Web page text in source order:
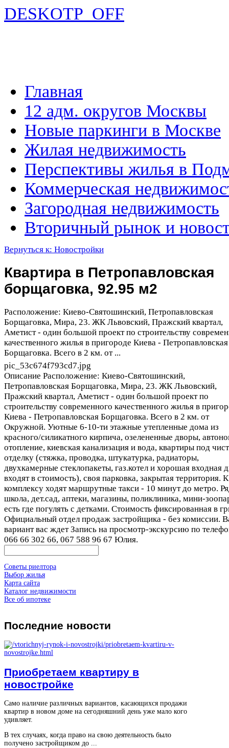
DESKOTP_OFF
Главная
12 адм. округов Москвы
Новые паркинги в Москве
Жилая недвижимость
Перспективы жилья в
Коммерческая
Загородная недвижимость
Вторичный рынок и
Вернуться к: Новостройки
Квартира в Петропавловская
борщаговка, 92.95 м2
Расположение: Киево-Святошинский, Петропавловская
Борщаговка, Мира, 23. ЖК Львовский, Пражский квартал,
Аметист - один большой проект по строительству
качественного жилья в пригороде Киева - Петропавловская
Борщаговка. Всего в 2 км. от ...
pic_53c674f793cd7.jpg
Описание Расположение: Киево-Святошинский,
Петропавловская Борщаговка, Мира, 23. ЖК Львовский,
Пражский квартал, Аметист - один большой проект по
строительству современного качественного жилья в
Киева - Петропавловская Борщаговка. Всего в 2 км. от
Окружной. Уютные 6-10-ти этажные утепленные дома из
красного/силикатного кирпича, озелененные дворы,
отопление, киевская канализация и вода, квартиры под
отделку (стяжка, проводка, штукатурка, радиаторы,
двухкамерные стеклопакеты, газ.котел и хорошая входная
входят в стоимость), своя парковка, закрытая территория. К
комплексу ходят маршрутные такси - 10 минут до метро.
школа, дет.сад, аптеки, магазины, поликлиника, мини-
есть где погулять с детками. Стоимость фиксированная в
Официальный отдел продаж застройщика - без комиссии.
вариант вас ждет Запись на просмотр-экскурсию по
066 66 302 66, 067 588 96 67 Юлия.
Советы риелтора
Выбор жилья
Карта сайта
Каталог недвижимости
Все об ипотеке
Последние новости
Приобретаем квартиру в
новостройке
Само наличие различных вариантов, касающихся продажи
квартир в новом доме на сегодняшний день уже мало кого
удивляет.
В тех случаях, когда право на свою деятельность было
получено застройщиком до ...